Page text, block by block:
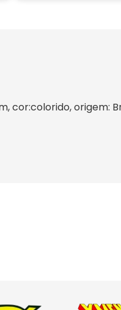
cor:colorido, origem: